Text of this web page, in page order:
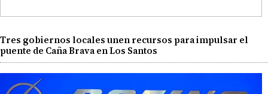
Tres gobiernos locales unen recursos para impulsar el
puente de Caña Brava en Los Santos